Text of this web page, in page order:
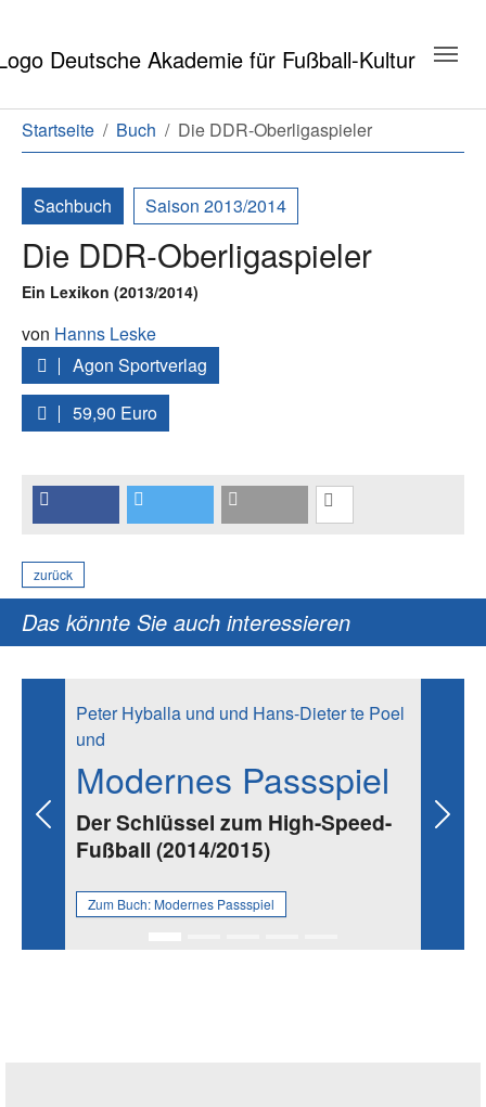
Sie sind hier:
Startseite Buch Die DDR-Oberligaspieler
Sachbuch Saison 2013/2014
Die DDR-Oberligaspieler
Ein Lexikon (2013/2014)
von Hanns Leske
Agon Sportverlag
59,90 Euro
zurück
Das könnte Sie auch interessieren
Peter Hyballa und und Hans-Dieter te Poel
und
Modernes Passspiel
Der Schlüssel zum High-Speed-
Fußball (2014/2015)
Zum Buch:Modernes Passspiel
Previous Next